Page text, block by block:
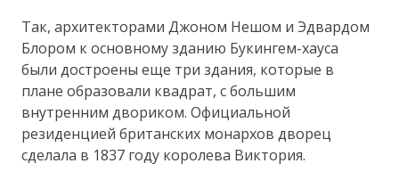
Так, архитекторами Джоном Нешом и Эдвардом
Блором к основному зданию Букингем-хауса
были достроены еще три здания, которые в
плане образовали квадрат, с большим
внутренним двориком. Официальной
резиденцией британских монархов дворец
сделала в 1837 году королева Виктория.